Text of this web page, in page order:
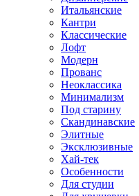
Итальянские
Кантри
Классические
Лофт
Модерн
Прованс
Неоклассика
Минимализм
Под старину
Скандинавские
Элитные
Эксклюзивные
Хай-тек
Особенности
Для студии